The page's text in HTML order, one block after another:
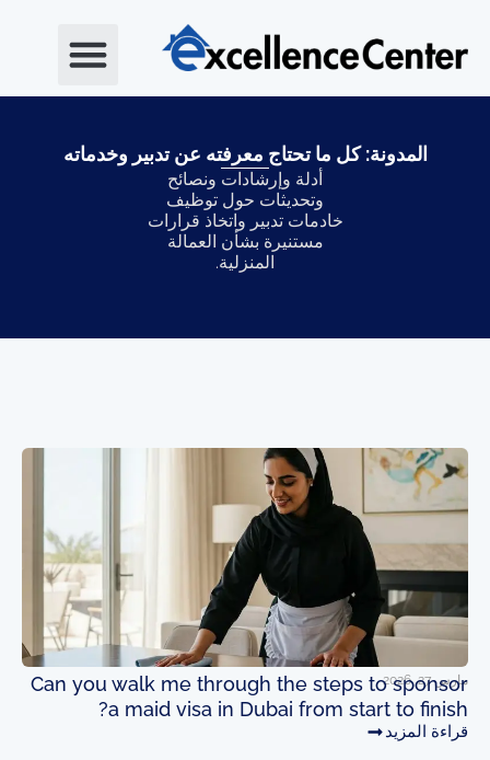
المحتوى
المدونة: كل ما تحتاج معرفته عن تدبير وخدماته
أدلة وإرشادات ونصائح
وتحديثات حول توظيف
خادمات تدبير واتخاذ قرارات
مستنيرة بشأن العمالة
المنزلية.
مارس 27, 2026
Can you walk me through the steps to sponsor
a maid visa in Dubai from start to finish?
قراءة المزيد
Page
Page
Page
Page